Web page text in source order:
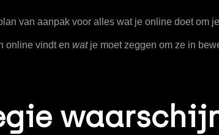
van aanpak voor alles wat je online doet om
online vindt en watje moet zeggen om ze in